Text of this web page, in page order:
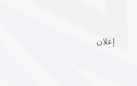
إعلان